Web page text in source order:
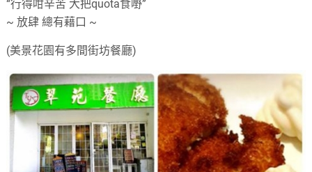
“行得咁辛苦 大把quota食嘢”
~ 放肆 總有藉口 ~
(美景花園有多間街坊餐廳)